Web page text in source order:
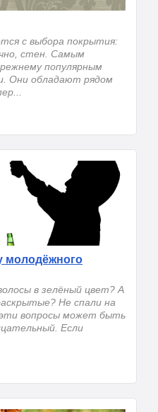
с выбора покрытия:
стен. Самым
популярным
Они обладают рядом
молодёжного
в зелёный цвет? А
Не спали на
вопросы может быть
Если